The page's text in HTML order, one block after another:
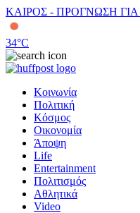
ΚΑΙΡΟΣ - ΠΡΟΓΝΩΣΗ
34°C
Κοινωνία
Πολιτική
Κόσμος
Οικονομία
Άποψη
Life
Entertainment
Πολιτισμός
Αθλητικά
Video